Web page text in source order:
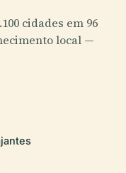
cidades em 96
local —